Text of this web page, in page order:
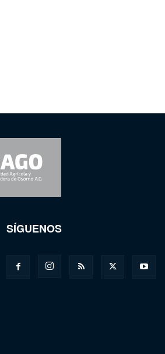
SÍGUENOS